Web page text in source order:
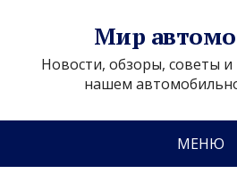
Мир
Новости, обзоры, советы и
нашем
МЕНЮ